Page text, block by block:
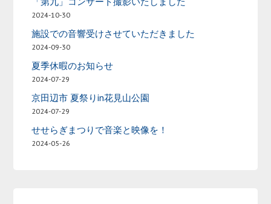
2024-10-30
施設での音響受けさせていただきました
2024-09-30
夏季休暇のお知らせ
2024-07-29
京田辺市 夏祭りin花見山公園
2024-07-29
せせらぎまつりで音楽と映像を！
2024-05-26